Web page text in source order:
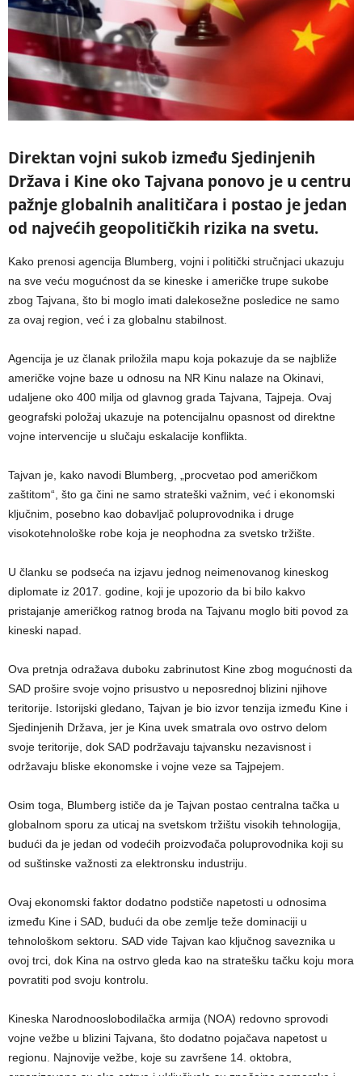
Direktan vojni sukob između Sjedinjenih
Država i Kine oko Tajvana ponovo je u centru
pažnje globalnih analitičara i postao je jedan
od najvećih geopolitičkih rizika na svetu.
Kako prenosi agencija Blumberg, vojni i politički stručnjaci ukazuju
na sve veću mogućnost da se kineske i američke trupe sukobe
zbog Tajvana, što bi moglo imati dalekosežne posledice ne samo
za ovaj region, već i za globalnu stabilnost.
Agencija je uz članak priložila mapu koja pokazuje da se najbliže
američke vojne baze u odnosu na NR Kinu nalaze na Okinavi,
udaljene oko 400 milja od glavnog grada Tajvana, Tajpeja. Ovaj
geografski položaj ukazuje na potencijalnu opasnost od direktne
vojne intervencije u slučaju eskalacije konflikta.
Tajvan je, kako navodi Blumberg, „procvetao pod američkom
zaštitom“, što ga čini ne samo strateški važnim, već i ekonomski
ključnim, posebno kao dobavljač poluprovodnika i druge
visokotehnološke robe koja je neophodna za svetsko tržište.
U članku se podseća na izjavu jednog neimenovanog kineskog
diplomate iz 2017. godine, koji je upozorio da bi bilo kakvo
pristajanje američkog ratnog broda na Tajvanu moglo biti povod za
kineski napad.
Ova pretnja odražava duboku zabrinutost Kine zbog mogućnosti da
SAD prošire svoje vojno prisustvo u neposrednoj blizini njihove
teritorije. Istorijski gledano, Tajvan je bio izvor tenzija između Kine i
Sjedinjenih Država, jer je Kina uvek smatrala ovo ostrvo delom
svoje teritorije, dok SAD podržavaju tajvansku nezavisnost i
održavaju bliske ekonomske i vojne veze sa Tajpejem.
Osim toga, Blumberg ističe da je Tajvan postao centralna tačka u
globalnom sporu za uticaj na svetskom tržištu visokih tehnologija,
budući da je jedan od vodećih proizvođača poluprovodnika koji su
od suštinske važnosti za elektronsku industriju.
Ovaj ekonomski faktor dodatno podstiče napetosti u odnosima
između Kine i SAD, budući da obe zemlje teže dominaciji u
tehnološkom sektoru. SAD vide Tajvan kao ključnog saveznika u
ovoj trci, dok Kina na ostrvo gleda kao na stratešku tačku koju mora
povratiti pod svoju kontrolu.
Kineska Narodnooslobodilačka armija (NOA) redovno sprovodi
vojne vežbe u blizini Tajvana, što dodatno pojačava napetost u
regionu. Najnovije vežbe, koje su završene 14. oktobra,